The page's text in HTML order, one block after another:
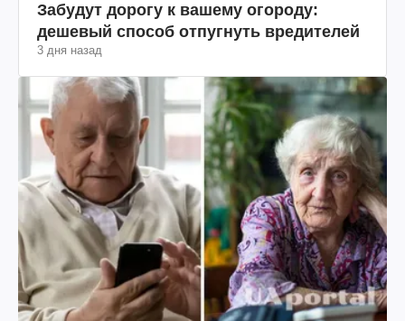
Забудут дорогу к вашему огороду:
дешевый способ отпугнуть вредителей
3 дня назад